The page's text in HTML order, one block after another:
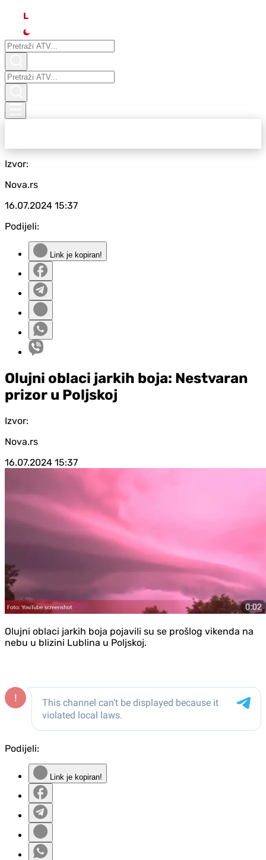
L
Izvor:
Nova.rs
16.07.2024 15:37
Podijeli:
Link je kopiran!
Olujni oblaci jarkih boja: Nestvaran
prizor u Poljskoj
Izvor:
Nova.rs
16.07.2024 15:37
Olujni oblaci jarkih boja pojavili su se prošlog vikenda na
nebu u blizini Lublina u Poljskoj.
Podijeli:
Link je kopiran!